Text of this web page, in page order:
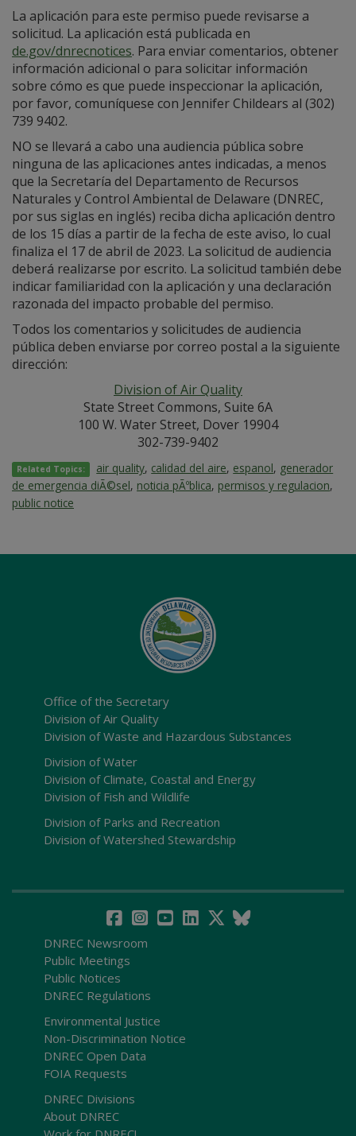
La aplicación para este permiso puede revisarse a
solicitud. La aplicación está publicada en
de.gov/dnrecnotices. Para enviar comentarios, obtener
información adicional o para solicitar información
sobre cómo es que puede inspeccionar la aplicación,
por favor, comuníquese con Jennifer Childears al (302)
739 9402.
NO se llevará a cabo una audiencia pública sobre
ninguna de las aplicaciones antes indicadas, a menos
que la Secretaría del Departamento de Recursos
Naturales y Control Ambiental de Delaware (DNREC,
por sus siglas en inglés) reciba dicha aplicación dentro
de los 15 días a partir de la fecha de este aviso, lo cual
finaliza el 17 de abril de 2023. La solicitud de audiencia
deberá realizarse por escrito. La solicitud también debe
indicar familiaridad con la aplicación y una declaración
razonada del impacto probable del permiso.
Todos los comentarios y solicitudes de audiencia
pública deben enviarse por correo postal a la siguiente
dirección:
Division of Air Quality
State Street Commons, Suite 6A
100 W. Water Street, Dover 19904
302-739-9402
Related Topics: air quality, calidad del aire, espanol, generador
de emergencia diÃ©sel, noticia pÃºblica, permisos y regulacion,
public notice
Office of the Secretary
Division of Air Quality
Division of Waste and Hazardous Substances
Division of Water
Division of Climate, Coastal and Energy
Division of Fish and Wildlife
Division of Parks and Recreation
Division of Watershed Stewardship
DNREC Newsroom
Public Meetings
Public Notices
DNREC Regulations
Environmental Justice
Non-Discrimination Notice
DNREC Open Data
FOIA Requests
DNREC Divisions
About DNREC